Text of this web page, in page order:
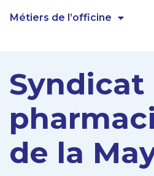
Métiers de l’officine
Syndicat
de la